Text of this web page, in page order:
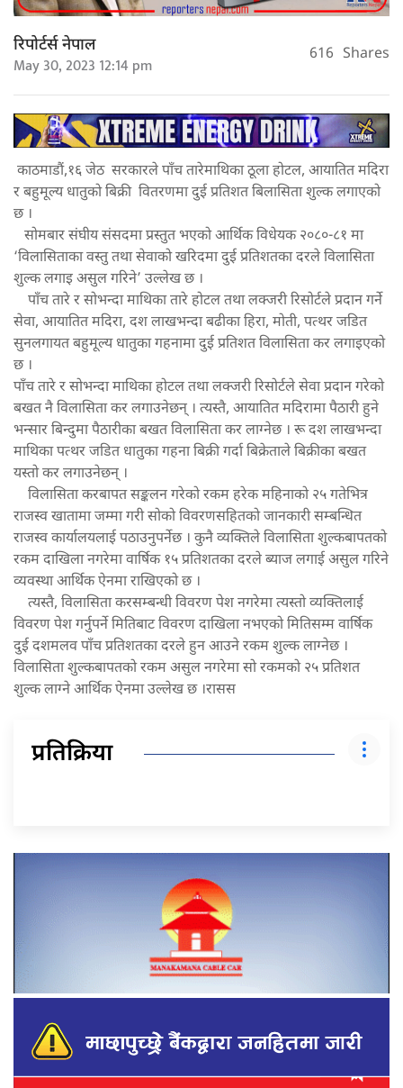
रिपोर्टर्स नेपाल
May 30, 2023 12:14 pm 616 Shares
काठमाडौं,१६ जेठ सरकारले पाँच तारेमाथिका ठूला होटल, आयातित मदिरा
र बहुमूल्य धातुको बिक्री वितरणमा दुई प्रतिशत बिलासिता शुल्क लगाएको
छ ।
सोमबार संघीय संसदमा प्रस्तुत भएको आर्थिक विधेयक २०८०-८१ मा
‘विलासिताका वस्तु तथा सेवाको खरिदमा दुई प्रतिशतका दरले विलासिता
शुल्क लगाइ असुल गरिने’ उल्लेख छ ।
पाँच तारे र सोभन्दा माथिका तारे होटल तथा लक्जरी रिसोर्टले प्रदान गर्ने
सेवा, आयातित मदिरा, दश लाखभन्दा बढीका हिरा, मोती, पत्थर जडित
सुनलगायत बहुमूल्य धातुका गहनामा दुई प्रतिशत विलासिता कर लगाइएको
छ ।
पाँच तारे र सोभन्दा माथिका होटल तथा लक्जरी रिसोर्टले सेवा प्रदान गरेको
बखत नै विलासिता कर लगाउनेछन् । त्यस्तै, आयातित मदिरामा पैठारी हुने
भन्सार बिन्दुमा पैठारीका बखत विलासिता कर लाग्नेछ । रू दश लाखभन्दा
माथिका पत्थर जडित धातुका गहना बिक्री गर्दा बिक्रेताले बिक्रीका बखत
यस्तो कर लगाउनेछन् ।
विलासिता करबापत सङ्कलन गरेको रकम हरेक महिनाको २५ गतेभित्र
राजस्व खातामा जम्मा गरी सोको विवरणसहितको जानकारी सम्बन्धित
राजस्व कार्यालयलाई पठाउनुपर्नेछ । कुनै व्यक्तिले विलासिता शुल्कबापतको
रकम दाखिला नगरेमा वार्षिक १५ प्रतिशतका दरले ब्याज लगाई असुल गरिने
व्यवस्था आर्थिक ऐनमा राखिएको छ ।
त्यस्तै, विलासिता करसम्बन्धी विवरण पेश नगरेमा त्यस्तो व्यक्तिलाई
विवरण पेश गर्नुपर्ने मितिबाट विवरण दाखिला नभएको मितिसम्म वार्षिक
दुई दशमलव पाँच प्रतिशतका दरले हुन आउने रकम शुल्क लाग्नेछ ।
विलासिता शुल्कबापतको रकम असुल नगरेमा सो रकमको २५ प्रतिशत
शुल्क लाग्ने आर्थिक ऐनमा उल्लेख छ ।रासस
प्रतिक्रिया